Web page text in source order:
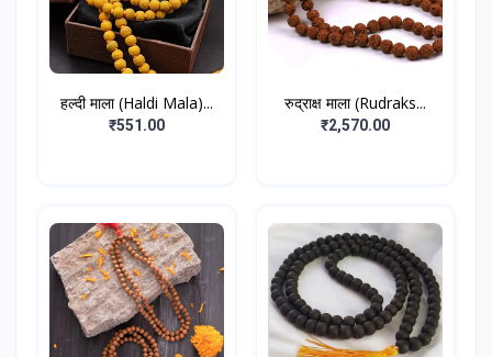
हल्दी माला (Haldi Mala)...
₹551.00
रुद्राक्ष माला (Rudraks...
₹2,570.00